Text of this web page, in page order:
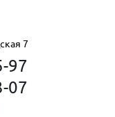
7
97
07